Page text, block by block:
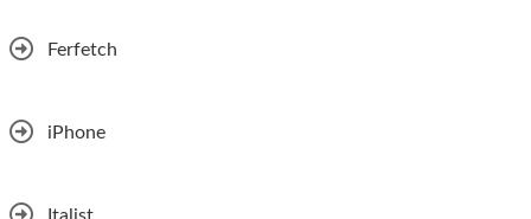
Ferfetch
iPhone